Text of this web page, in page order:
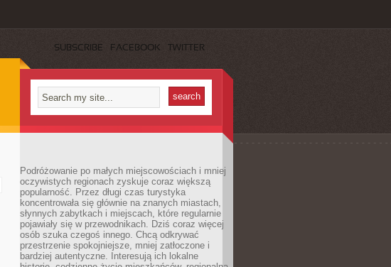
SUBSCRIBE FACEBOOK TWITTER
Podróżowanie po małych miejscowościach i mniej
oczywistych regionach zyskuje coraz większą
popularność. Przez długi czas turystyka
koncentrowała się głównie na znanych miastach,
słynnych zabytkach i miejscach, które regularnie
pojawiały się w przewodnikach. Dziś coraz więcej
osób szuka czegoś innego. Chcą odkrywać
przestrzenie spokojniejsze, mniej zatłoczone i
bardziej autentyczne. Interesują ich lokalne